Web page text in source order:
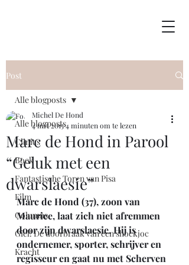
Post
Alle blogposts
Clinics
Boek
Fantastische Toren van Pisa
Film
Columns
Giel! De doorbraak van een shockjoc
Kracht
Alle blogposts
Marc de Hond in Parool
“Geluk met een
dwarslaesie”
Michel De Hond
4 mrt 20154 minuten om te lezen
Marc de Hond (37), zoon van
Maurice, laat zich niet afremmen
door zijn dwarslaesie. Hij is
ondernemer, sporter, schrijver en
regisseur en gaat nu met Scherven